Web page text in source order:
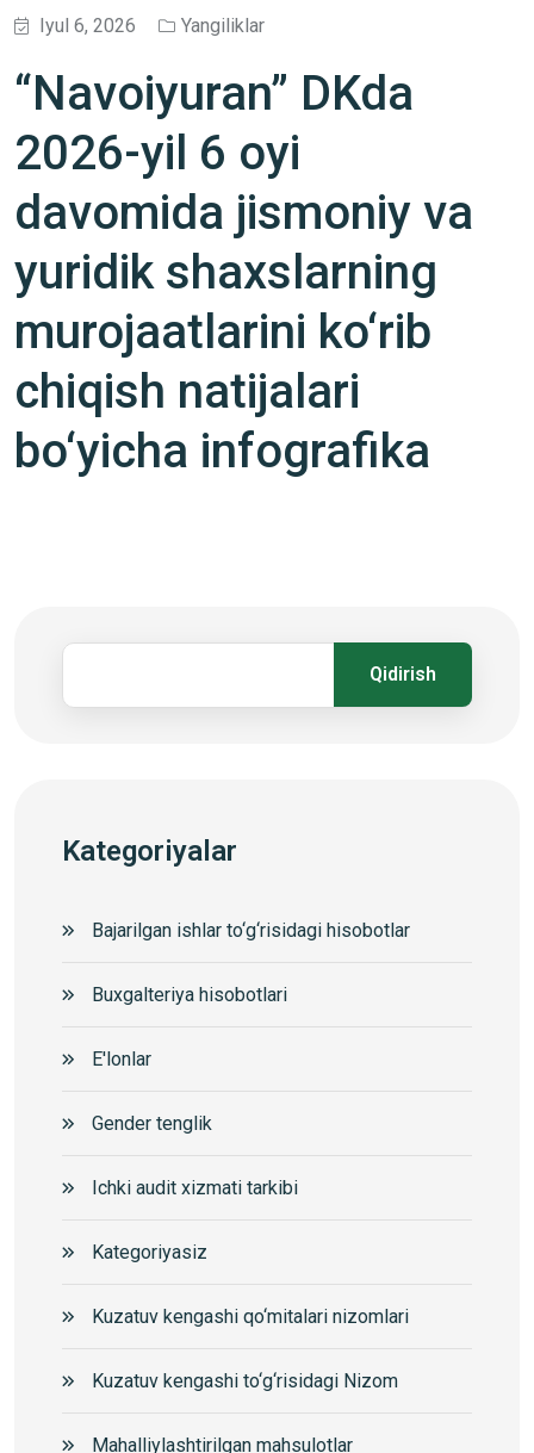
Iyul 6, 2026 Yangiliklar
“Navoiyuran” DKda
2026-yil 6 oyi
davomida jismoniy va
yuridik shaxslarning
murojaatlarini ko‘rib
chiqish natijalari
bo‘yicha infografika
Qidirish
Kategoriyalar
Bajarilgan ishlar to‘g‘risidagi hisobotlar
Buxgalteriya hisobotlari
E'lonlar
Gender tenglik
Ichki audit xizmati tarkibi
Kategoriyasiz
Kuzatuv kengashi qo‘mitalari nizomlari
Kuzatuv kengashi to‘g‘risidagi Nizom
Mahalliylashtirilgan mahsulotlar